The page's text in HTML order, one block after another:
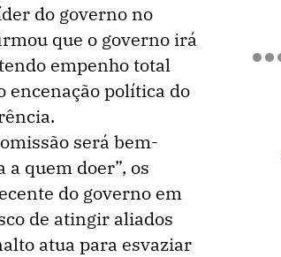
do governo no
que o governo irá
empenho total
encenação política do
será bem-
quem doer”, os
do governo em
de atingir aliados
atua para esvaziar